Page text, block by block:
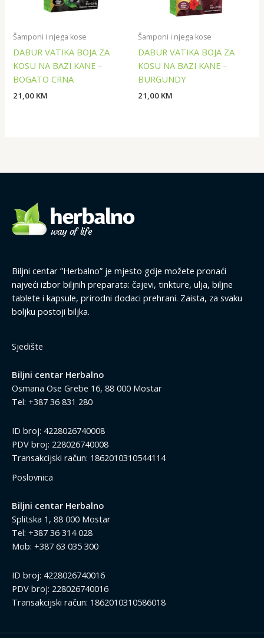
Šamponi i njega kose
DABUR VATIKA BOJA ZA
KOSU NA BAZI KANE –
BOGATO CRNA
21,00 KM
Šamponi i njega kose
DABUR VATIKA BOJA ZA
KOSU NA BAZI KANE –
BURGUNDY
21,00 KM
Biljni centar ”Herbalno” je mjesto gdje možete pronaći
najveći izbor biljnih preparata: čajevi, tinkture, ulja, biljne
tablete i kapsule, prirodni dodaci prehrani. Zaista, za svaku
boljku postoji biljka.
Sjedište
Biljni centar Herbalno
Osmana Ose Grebe 16, 88 000 Mostar
Tel: +387 36 831 280
ID broj: 4228026740008
PDV broj: 228026740008
Transakcijski račun: 1862010310544114
Poslovnica
Biljni centar Herbalno
Splitska 1, 88 000 Mostar
Tel: +387 36 314 028
Mob: +387 63 035 300
ID broj: 4228026740016
PDV broj: 228026740016
Transakcijski račun: 1862010310586018